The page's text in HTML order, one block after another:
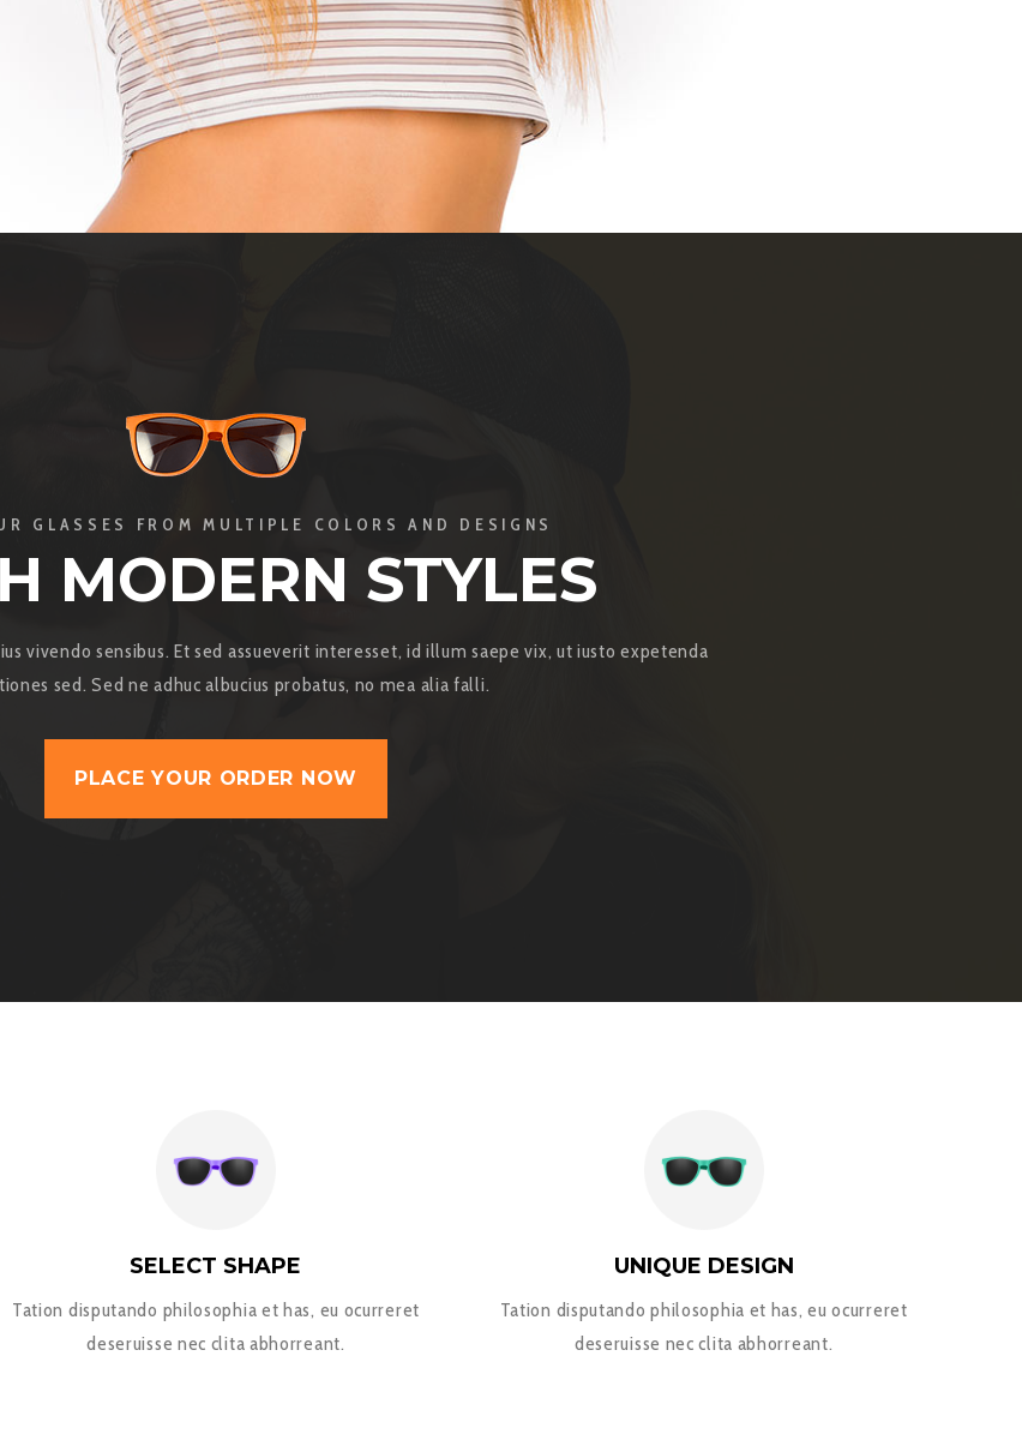
GLASSES FROM MULTIPLE COLORS AND DESIGNS
MODERN STYLES
vivendo sensibus. Et sed assueverit interesset, id illum saepe vix, ut iusto expetenda
sed. Sed ne adhuc albucius probatus, no mea alia falli.
PLACE YOUR ORDER NOW
SELECT SHAPE
Tation disputando philosophia et has, eu ocurreret
deseruisse nec clita abhorreant.
UNIQUE DESIGN
Tation disputando philosophia et has, eu ocurreret
deseruisse nec clita abhorreant.